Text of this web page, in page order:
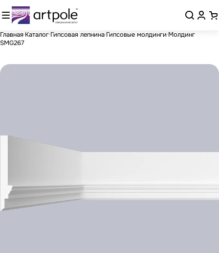
Главная Каталог Гипсовая лепнина Гипсовые молдинги Молдинг
SMG267